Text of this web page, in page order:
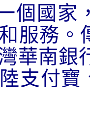
個國家
服務。
華南銀
支付